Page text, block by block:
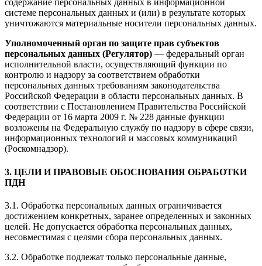
содержание персональных данных в информационной
системе персональных данных и (или) в результате которых
уничтожаются материальные носители персональных данных.
Уполномоченный орган по защите прав субъектов
персональных данных (Регулятор) — федеральный орган
исполнительной власти, осуществляющий функции по
контролю и надзору за соответствием обработки
персональных данных требованиям законодательства
Российской Федерации в области персональных данных. В
соответствии с Постановлением Правительства Российской
Федерации от 16 марта 2009 г. № 228 данные функции
возложены на Федеральную службу по надзору в сфере связи,
информационных технологий и массовых коммуникаций
(Роскомнадзор).
3. ЦЕЛИ И ПРАВОВЫЕ ОБОСНОВАНИЯ ОБРАБОТКИ
ПДН
3.1. Обработка персональных данных ограничивается
достижением конкретных, заранее определенных и законных
целей. Не допускается обработка персональных данных,
несовместимая с целями сбора персональных данных.
3.2. Обработке подлежат только персональные данные,